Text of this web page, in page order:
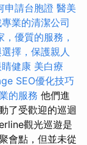
申請台胞證 醫美
業的清潔公司
，優質的服務，
擇，保護親人
健康 美白療
SEO優化技巧
的服務 他們進
了受歡迎的巡迴
觀光巡遊是
會點，但並未從